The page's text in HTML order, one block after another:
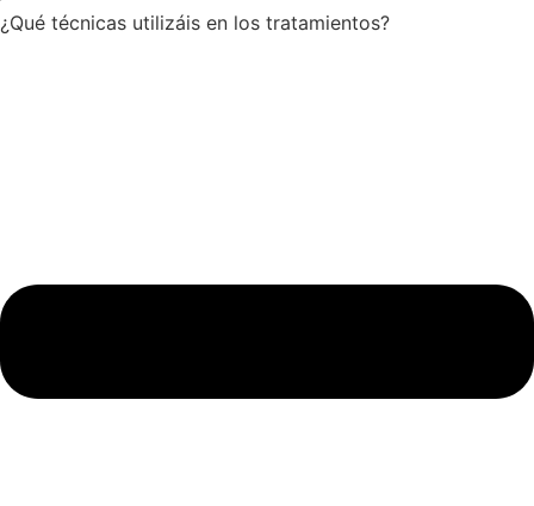
¿Qué técnicas utilizáis en los tratamientos?